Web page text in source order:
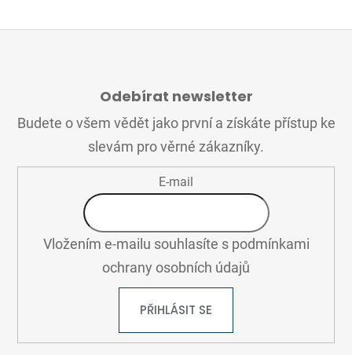
Odebírat newsletter
Budete o všem vědět jako první a získáte přístup ke
slevám pro věrné zákazníky.
E-mail
Vložením e-mailu souhlasíte s podmínkami
ochrany osobních údajů
PŘIHLÁSIT SE